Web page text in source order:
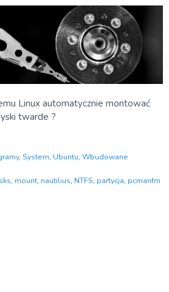
Linux automatycznie montować
twarde ?
, System, Ubuntu, Wbudowane
, mount, nautilius, NTFS, partycja, pcmanfm